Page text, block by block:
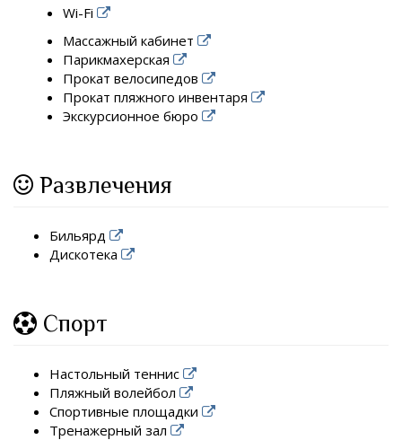
Wi-Fi
Массажный кабинет
Парикмахерская
Прокат велосипедов
Прокат пляжного инвентаря
Экскурсионное бюро
Развлечения
Бильярд
Дискотека
Спорт
Настольный теннис
Пляжный волейбол
Спортивные площадки
Тренажерный зал